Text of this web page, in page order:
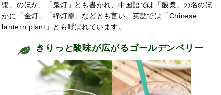
漿」のほか、「鬼灯」とも書かれ、中国語では「酸漿」の名のほ
かに「金灯」「綿灯籠」などとも言い、英語では「Chinese
lantern plant」とも呼ばれています。
きりっと酸味が広がるゴールデンベリー